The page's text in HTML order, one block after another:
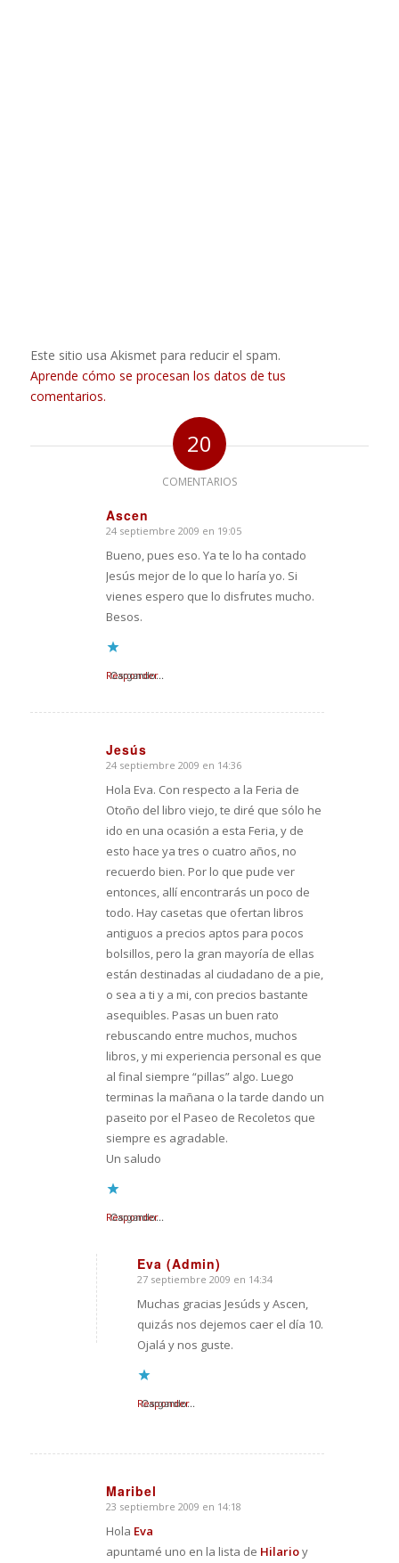
Este sitio usa Akismet para reducir el spam.
Aprende cómo se procesan los datos de tus
comentarios.
20
COMENTARIOS
Ascen
Dice:
24 septiembre 2009 en 19:05
Bueno, pues eso. Ya te lo ha contado
Jesús mejor de lo que lo haría yo. Si
vienes espero que lo disfrutes mucho.
Besos.
Cargando...
Responder
Jesús
Dice:
24 septiembre 2009 en 14:36
Hola Eva. Con respecto a la Feria de
Otoño del libro viejo, te diré que sólo he
ido en una ocasión a esta Feria, y de
esto hace ya tres o cuatro años, no
recuerdo bien. Por lo que pude ver
entonces, allí encontrarás un poco de
todo. Hay casetas que ofertan libros
antiguos a precios aptos para pocos
bolsillos, pero la gran mayoría de ellas
están destinadas al ciudadano de a pie,
o sea a ti y a mi, con precios bastante
asequibles. Pasas un buen rato
rebuscando entre muchos, muchos
libros, y mi experiencia personal es que
al final siempre “pillas” algo. Luego
terminas la mañana o la tarde dando un
paseito por el Paseo de Recoletos que
siempre es agradable.
Un saludo
Cargando...
Responder
Eva (Admin)
Dice:
27 septiembre 2009 en 14:34
Muchas gracias Jesúds y Ascen,
quizás nos dejemos caer el día 10.
Ojalá y nos guste.
Cargando...
Responder
Maribel
Dice:
23 septiembre 2009 en 14:18
Hola Eva
apuntamé uno en la lista de Hilarioy